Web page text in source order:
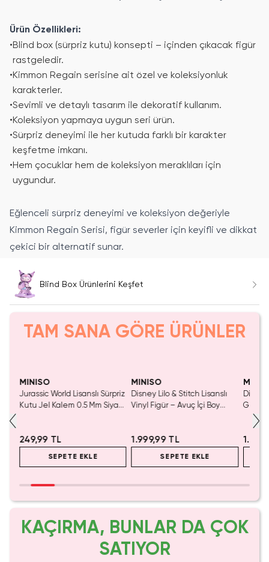
Ürün Özellikleri:
•Blind box (sürpriz kutu) konsepti – içinden çıkacak figür
rastgeledir.
•Kimmon Regain serisine ait özel ve koleksiyonluk
karakterler.
•Sevimli ve detaylı tasarım ile dekoratif kullanım.
•Koleksiyon yapmaya uygun seri ürün.
•Sürpriz deneyimi ile her kutuda farklı bir karakter
keşfetme imkanı.
•Hem çocuklar hem de koleksiyon meraklıları için
uygundur.
Eğlenceli sürpriz deneyimi ve koleksiyon değeriyle
Kimmon Regain Serisi, figür severler için keyifli ve dikkat
çekici bir alternatif sunar.
Blind Box Ürünlerini Keşfet
TAM SANA GÖRE ÜRÜNLER
MINISO
Jurassic World Lisanslı Sürpriz
Kutu Jel Kalem 0.5 Mm Siyah
249,99 TL
SEPETE EKLE
MINISO
Disney Lilo & Stitch Lisanslı
Vinyl Figür – Avuç İçi Boy
1.999,99 TL
SEPETE EKLE
Blind
KAÇIRMA, BUNLAR DA ÇOK
SATIYOR